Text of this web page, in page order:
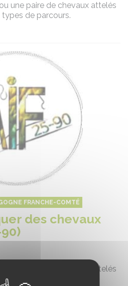
une paire de chevaux attelés
de parcours.
FRANCHE-COMTÉ
des chevaux
une paire de chevaux attelés
de parcours.